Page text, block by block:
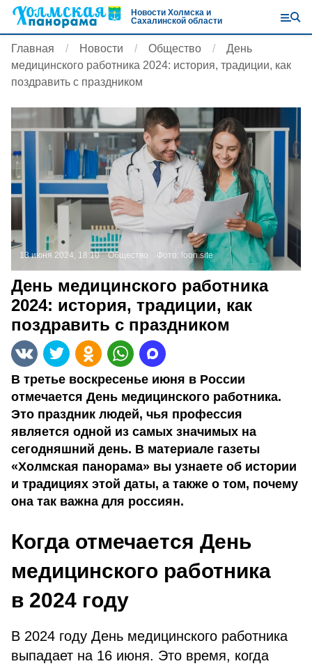
Новости Холмска и
Сахалинской области
Главная Новости Общество
День
медицинского работника 2024: история, традиции, как
поздравить с праздником
13 июня 2024, 18:10 Общество Фото: loon.site
День медицинского работника
2024: история, традиции, как
поздравить с праздником
В третье воскресенье июня в России
отмечается День медицинского работника.
Это праздник людей, чья профессия
является одной из самых значимых на
сегодняшний день. В материале газеты
«Холмская панорама» вы узнаете об истории
и традициях этой даты, а также о том, почему
она так важна для россиян.
Когда отмечается День
медицинского работника
в 2024 году
В 2024 году День медицинского работника
выпадает на 16 июня. Это время, когда